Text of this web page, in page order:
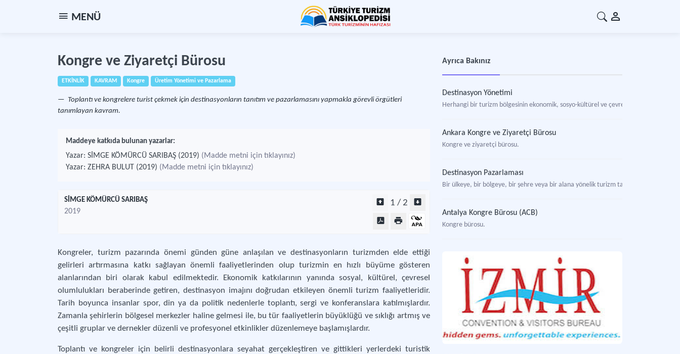
MENÜ
Kongre ve Ziyaretçi Bürosu
ETKİNLİK KAVRAM Kongre Üretim Yönetimi ve Pazarlama
Toplantı ve kongrelere turist çekmek için destinasyonların tanıtım ve pazarlamasını yapmakla görevli örgütleri
tanımlayan kavram.
Maddeye katkıda bulunan yazarlar:
Yazar: SİMGE KÖMÜRCÜ SARIBAŞ (2019) (Madde metni için tıklayınız)
Yazar: ZEHRA BULUT (2019) (Madde metni için tıklayınız)
SİMGE KÖMÜRCÜ SARIBAŞ
2019
1 / 2
Kongreler, turizm pazarında önemi günden güne anlaşılan ve destinasyonların turizmden elde ettiği
gelirleri artırmasına katkı sağlayan önemli faaliyetlerinden olup turizmin en hızlı büyüme gösteren
alanlarından biri olarak kabul edilmektedir. Ekonomik katkılarının yanında sosyal, kültürel, çevresel
olumlulukları beraberinde getiren, destinasyon imajını doğrudan etkileyen önemli turizm faaliyetleridir.
Tarih boyunca insanlar spor, din ya da politik nedenlerle toplantı, sergi ve konferanslara katılmışlardır.
Zamanla şehirlerin bölgesel merkezler haline gelmesi ile, bu tür faaliyetlerin büyüklüğü ve sıklığı artmış ve
çeşitli gruplar ve dernekler düzenli ve profesyonel etkinlikler düzenlemeye başlamışlardır.
Toplantı ve kongreler için belirli destinasyonlara seyahat gerçekleştiren ve gittikleri yerlerdeki turistik
Ayrıca Bakınız
Destinasyon Yönetimi
Herhangi bir turizm bölgesinin ekonomik, sosyo-kültürel ve çevresel boyutlarını
Ankara Kongre ve Ziyaretçi Bürosu
Kongre ve ziyaretçi bürosu.
Destinasyon Pazarlaması
Bir ülkeye, bir bölgeye, bir şehre veya bir alana yönelik turizm talebini
Antalya Kongre Bürosu (ACB)
Kongre bürosu.
Sivil toplum kuruluşu.
İzmir Kongre ve Ziyaretçi Bürosu
Kongre ve ziyaretçi bürosu.
Kongre ve Toplantı Destinasyonu